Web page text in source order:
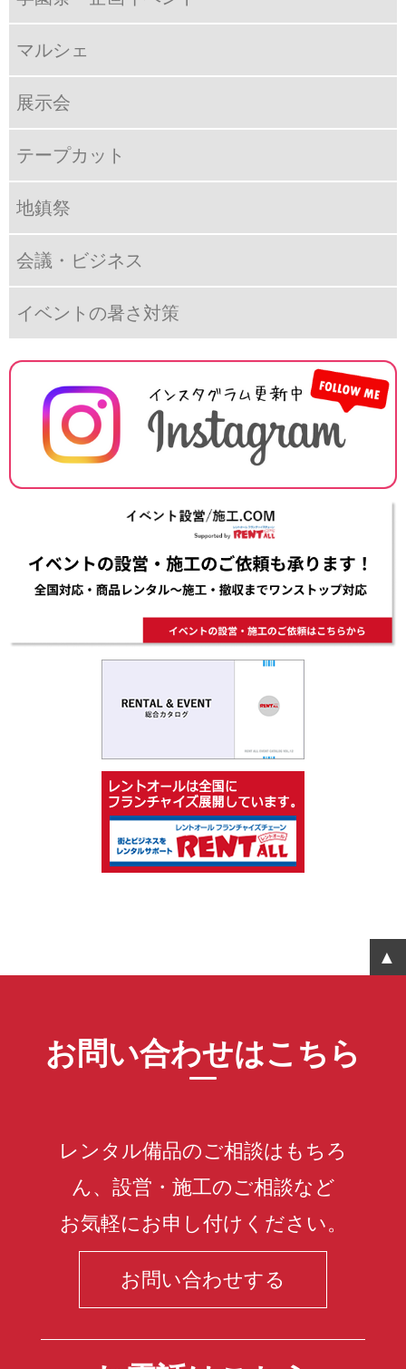
マルシェ
展示会
テープカット
地鎮祭
会議・ビジネス
イベントの暑さ対策
お問い合わせはこちら
レンタル備品のご相談はもちろ
ん、設営・施工のご相談など
お気軽にお申し付けください。
お問い合わせする